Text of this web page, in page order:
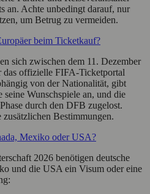
an. Achte unbedingt darauf, nur
um Betrug zu vermeiden.
beim Ticketkauf?
sich zwischen dem 11. Dezember
das offizielle FIFA-Ticketportal
von der Nationalität, gibt
Wunschspiele an, und die
durch den DFB zugelost.
Bestimmungen.
Mexiko oder USA?
2026 benötigen deutsche
und die USA ein Visum oder eine